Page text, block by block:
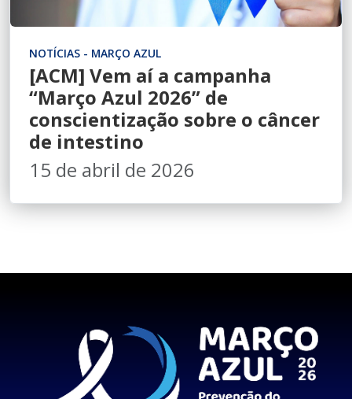
NOTÍCIAS - MARÇO AZUL
[ACM] Vem aí a campanha
“Março Azul 2026” de
conscientização sobre o câncer
de intestino
15 de abril de 2026